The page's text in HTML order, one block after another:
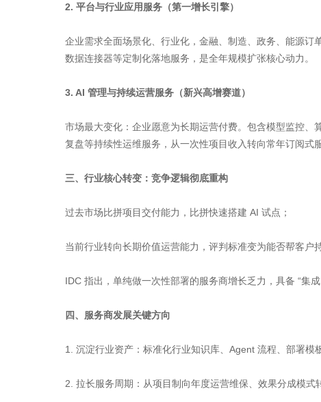
2. 平台与行业应用服务（第一增长引擎）
企业需求全面场景化、行业化，金融、制造、政务、能源订
数据连接器等定制化落地服务，是全年规模扩张核心动力。
3. AI 管理与持续运营服务（新兴高增赛道）
市场最大变化：企业愿意为长期运营付费。包含模型监控
复盘等持续性运维服务，从一次性项目收入转向常年订阅式服
三、行业核心转变：竞争逻辑彻底重构
过去市场比拼项目交付能力，比拼快速搭建 AI 试点；
当前行业转向长期价值运营能力，评判标准变为能否帮客户
IDC 指出，单纯做一次性部署的服务商增长乏力，具备 “集
四、服务商发展关键方向
1. 沉淀行业资产：标准化行业知识库、Agent 流程、部署模
2. 拉长服务周期：从项目制向年度运营维保、效果分成模式